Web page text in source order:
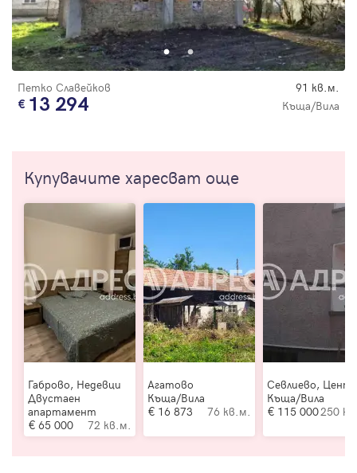
Петко Славейков 91 кв.м.
13 294 Къща/Вила
Купувачите харесват още
Габрово, Недевци
Двустаен
апартамент
65 000
72 кв.м.
Агатово
Къща/Вила
16 873
76 кв.м.
Севлиево,
Къща/Вила
115 000250